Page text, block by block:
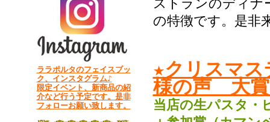
ララポルタのフェイスブッ
ク、インスタグラム♪
限定イベント、新商品の紹
介など行う予定です。是非
フォローお願い致します。
ストランのディナ
の特徴です。是非
★クリスマ
様の声 大
当店の生パスタ・